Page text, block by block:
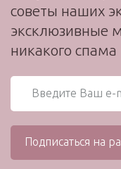
советы наших
эксклюзивные
никакого спама